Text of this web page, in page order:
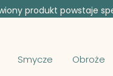
produkt powstaje
Smycze Obroże